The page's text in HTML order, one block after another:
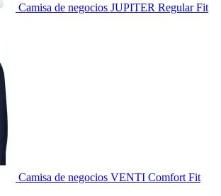
Camisa de negocios JUPITER Regular Fit
Camisa de negocios VENTI Comfort Fit